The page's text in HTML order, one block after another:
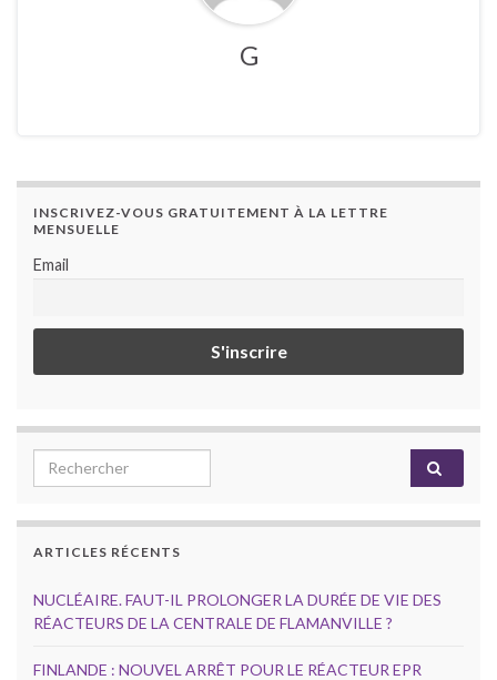
G
INSCRIVEZ-VOUS GRATUITEMENT À LA LETTRE
MENSUELLE
Email
Search for:
ARTICLES RÉCENTS
NUCLÉAIRE. FAUT-IL PROLONGER LA DURÉE DE VIE DES
RÉACTEURS DE LA CENTRALE DE FLAMANVILLE ?
FINLANDE : NOUVEL ARRÊT POUR LE RÉACTEUR EPR